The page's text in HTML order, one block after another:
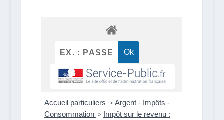
Accueil particuliers > Argent - Impôts -
Consommation > Impôt sur le revenu :